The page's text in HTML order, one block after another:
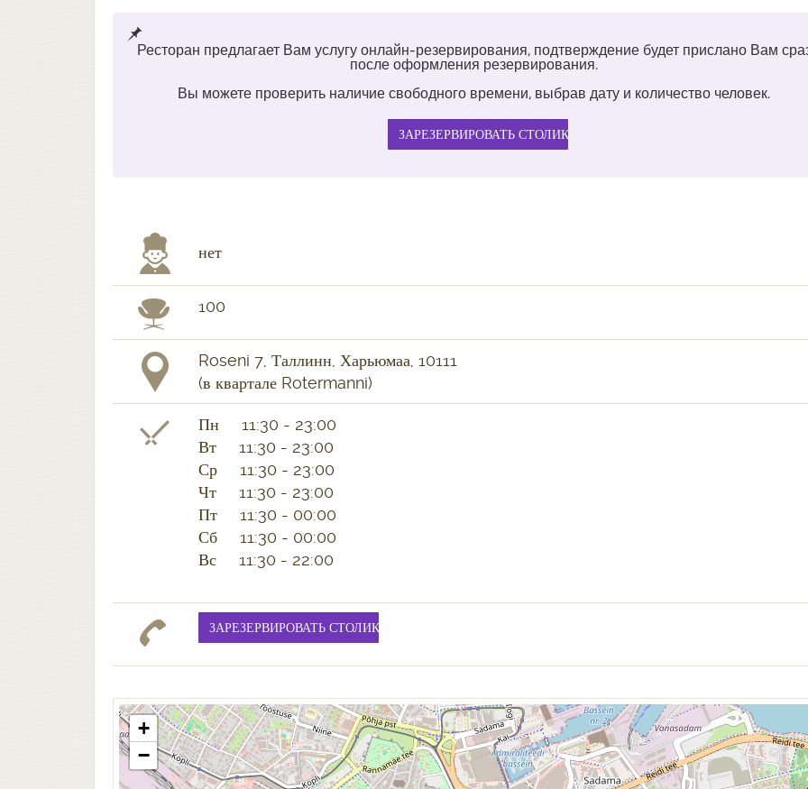
Ресторан предлагает Вам услугу онлайн-резервирования, подтверждение будет прислано Вам
после оформления резервирования.
Вы можете проверить наличие свободного времени, выбрав дату и количество человек.
нет
100
Roseni 7, Таллинн, Харьюмаа, 10111
(в квартале Rotermanni)
Пн 11:30 - 23:00
Вт 11:30 - 23:00
Ср 11:30 - 23:00
Чт 11:30 - 23:00
Пт 11:30 - 00:00
Сб 11:30 - 00:00
Вс 11:30 - 22:00
+
−